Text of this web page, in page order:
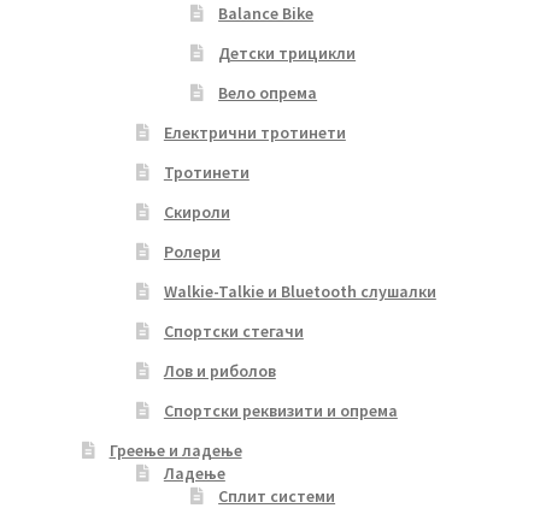
Balance Bike
Детски трицикли
Вело опрема
Електрични тротинети
Тротинети
Скироли
Ролери
Walkie-Talkie и Bluetooth слушалки
Спортски стегачи
Лов и риболов
Спортски реквизити и опрема
Греење и ладење
Ладење
Сплит системи